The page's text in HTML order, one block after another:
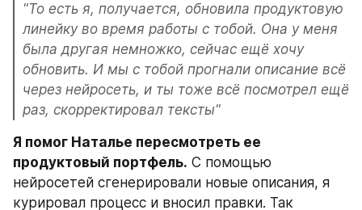
"То есть я, получается, обновила продуктовую
линейку во время работы с тобой. Она у меня
была другая немножко, сейчас ещё хочу
обновить. И мы с тобой прогнали описание всё
через нейросеть, и ты тоже всё посмотрел ещё
раз, скорректировал тексты"
Я помог Наталье пересмотреть ее
продуктовый портфель. С помощью
нейросетей сгенерировали новые описания, я